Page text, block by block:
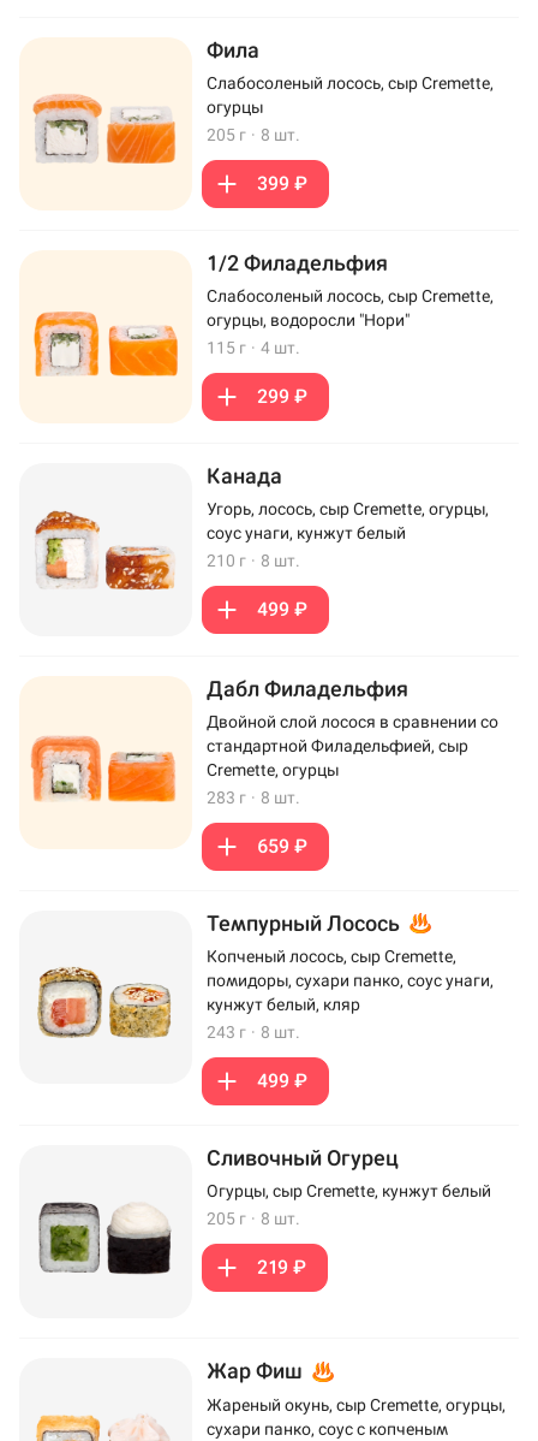
Фила
Слабосоленый лосось, сыр Cremette,
огурцы
205 г · 8 шт.
399 ₽
1/2 Филадельфия
Слабосоленый лосось, сыр Cremette,
огурцы, водоросли "Нори"
115 г · 4 шт.
299 ₽
Канада
Угорь, лосось, сыр Cremette, огурцы,
соус унаги, кунжут белый
210 г · 8 шт.
499 ₽
Дабл Филадельфия
Двойной слой лосося в сравнении со
стандартной Филадельфией, сыр
Cremette, огурцы
283 г · 8 шт.
659 ₽
Темпурный Лосось
Копченый лосось, сыр Cremette,
помидоры, сухари панко, соус унаги,
кунжут белый, кляр
243 г · 8 шт.
499 ₽
Сливочный Огурец
Огурцы, сыр Cremette, кунжут белый
205 г · 8 шт.
219 ₽
Жар Фиш
Жареный окунь, сыр Cremette, огурцы,
сухари панко, соус с копченым